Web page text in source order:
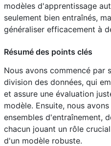
modèles d'apprentissage
seulement bien entraînés,
généraliser efficacement à
Résumé des points clés
Nous avons commencé par
division des données, qui
et assure une évaluation
modèle. Ensuite, nous
ensembles d'entraînement,
chacun jouant un rôle
d'un modèle robuste.